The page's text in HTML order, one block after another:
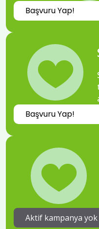
Başvuru Yap!
Başvuru Yap!
Aktif kampanya yok